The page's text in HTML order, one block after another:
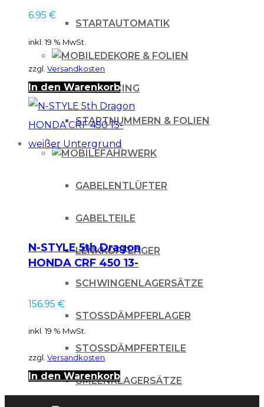
STARTAUTOMATIK
DEKORE & FOLIEN
IHLE-RACING
STARTNUMMERN & FOLIEN
FAHRWERK
GABELENTLÜFTER
GABELTEILE
LENKKOPFLAGER
SCHWINGENLAGERSÄTZE
STOSSDÄMPFERLAGER
STOSSDÄMPFERTEILE
UMLENKLAGERSÄTZE
6.95 €
inkl. 19 % MwSt.
zzgl. Versandkosten
In den Warenkorb
N-STYLE 5th Dragon
HONDA CRF 450 13-
weißer Untergrund
156.95 €
inkl. 19 % MwSt.
zzgl. Versandkosten
In den Warenkorb